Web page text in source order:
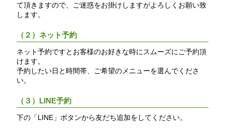
て頂きますので、ご迷惑をお掛けしますがよろしくお願い致
します。
（２）ネット予約
ネット予約ですとお客様のお好きな時にスムーズにご予約頂
けます。
予約したい日と時間帯、ご希望のメニューを選んでくださ
い。
（３）LINE予約
下の「LINE」ボタンから友だち追加をしてください。